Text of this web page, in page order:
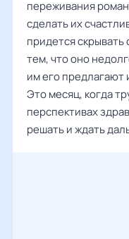
переживания
сделать их
придется скрывать
тем, что оно
им его предлагают
Это месяц, когда
перспективах
решать и ждать